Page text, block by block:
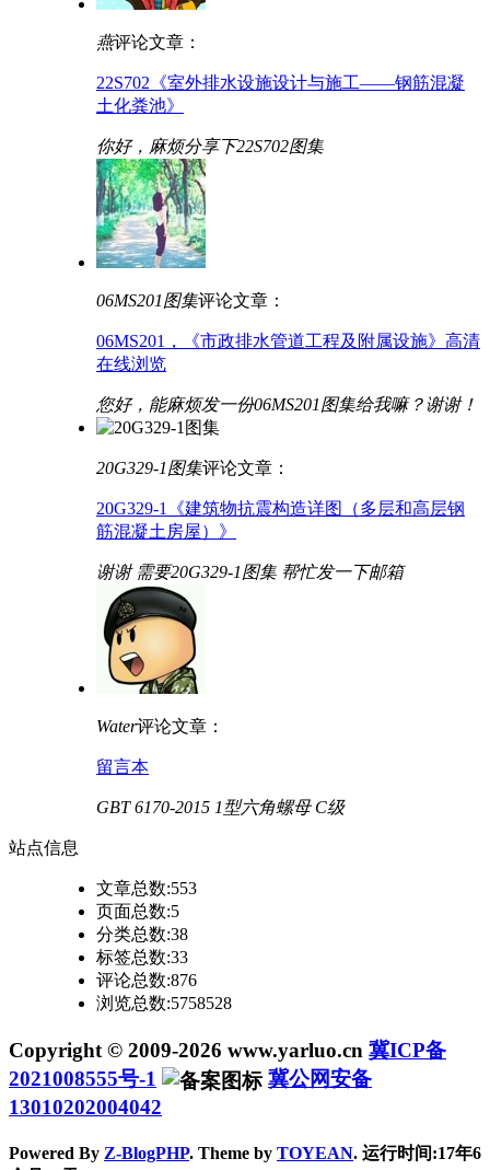
燕评论文章：
22S702《室外排水设施设计与施工——钢筋混凝
土化粪池》
你好，麻烦分享下22S702图集
06MS201图集评论文章：
06MS201，《市政排水管道工程及附属设施》高清
在线浏览
您好，能麻烦发一份06MS201图集给我嘛？谢谢！
20G329-1图集评论文章：
20G329-1《建筑物抗震构造详图（多层和高层钢
筋混凝土房屋）》
谢谢 需要20G329-1图集 帮忙发一下邮箱
Water评论文章：
留言本
GBT 6170-2015 1型六角螺母 C级
站点信息
文章总数:553
页面总数:5
分类总数:38
标签总数:33
评论总数:876
浏览总数:5758528
Copyright © 2009-2026 www.yarluo.cn 冀ICP备
2021008555号-1
冀公网安备
13010202004042
Powered By Z-BlogPHP. Theme by TOYEAN. 运行时间:17年6